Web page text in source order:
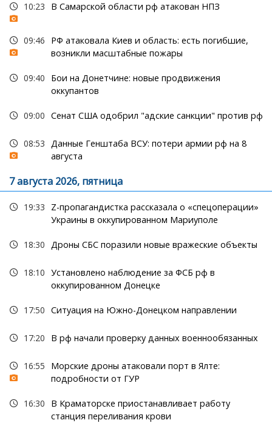
10:23 В Самарской области рф атакован НПЗ
09:46
РФ атаковала Киев и область: есть погибшие,
возникли масштабные пожары
09:40
Бои на Донетчине: новые продвижения
оккупантов
09:00 Сенат США одобрил "адские санкции" против рф
08:53 Данные Генштаба ВСУ: потери армии рф на 8
августа
7 августа 2026, пятница
19:33
Z-пропагандистка рассказала о «спецоперации»
Украины в оккупированном Мариуполе
18:30 Дроны СБС поразили новые вражеские объекты
18:10 Установлено наблюдение за ФСБ рф в
оккупированном Донецке
17:50 Ситуация на Южно-Донецком направлении
17:20 В рф начали проверку данных военнообязанных
16:55
Морские дроны атаковали порт в Ялте:
подробности от ГУР
16:30
В Краматорске приостанавливает работу
станция переливания крови